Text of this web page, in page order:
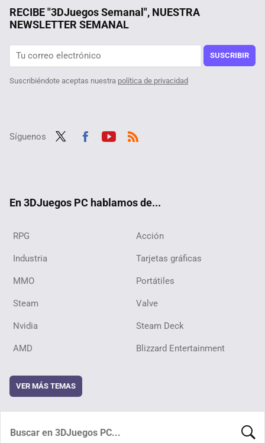
RECIBE "3DJuegos Semanal", NUESTRA
NEWSLETTER SEMANAL
SUSCRIBIR
Suscribiéndote aceptas nuestra política de privacidad
Síguenos
En 3DJuegos PC hablamos de...
RPG Acción
Industria Tarjetas gráficas
MMO Portátiles
Steam Valve
Nvidia Steam Deck
AMD Blizzard Entertainment
VER MÁS TEMAS